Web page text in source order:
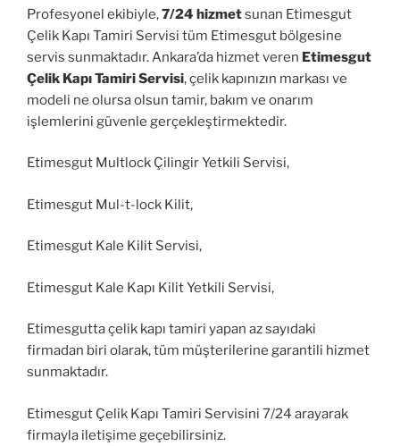
Profesyonel ekibiyle,7/24 hizmetsunan Etimesgut
Çelik Kapı Tamiri Servisi tüm Etimesgut bölgesine
servis sunmaktadır. Ankara’da hizmet veren Etimesgut
Çelik Kapı Tamiri Servisi, çelik kapınızın markası ve
modeli ne olursa olsun tamir, bakım ve onarım
işlemlerini güvenle gerçekleştirmektedir.
Etimesgut Multlock Çilingir Yetkili Servisi,
Etimesgut Mul-t-lock Kilit,
Etimesgut Kale Kilit Servisi,
Etimesgut Kale Kapı Kilit Yetkili Servisi,
Etimesgutta çelik kapı tamiri yapan az sayıdaki
firmadan biri olarak, tüm müşterilerine garantili hizmet
sunmaktadır.
Etimesgut Çelik Kapı Tamiri Servisini 7/24 arayarak
firmayla iletişime geçebilirsiniz.